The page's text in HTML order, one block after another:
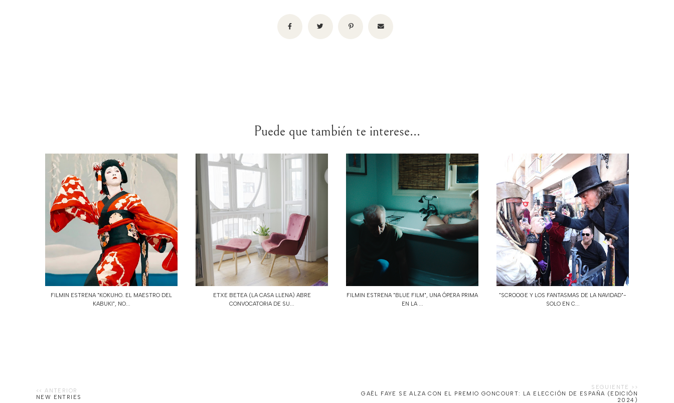
Puede que también te interese...
FILMIN ESTRENA "KOKUHO. EL MAESTRO DEL
KABUKI", NO...
ETXE BETEA (LA CASA LLENA) ABRE
CONVOCATORIA DE SU...
FILMIN ESTRENA "BLUE FILM", UNA ÓPERA PRIMA
EN LA ...
"SCROOGE Y LOS FANTASMAS DE LA NAVIDAD"-
SOLO EN C...
NEW ENTRIES
GAËL FAYE SE ALZA CON EL PREMIO GONCOURT: LA ELECCIÓN DE ESPAÑA (EDICIÓN
2024)